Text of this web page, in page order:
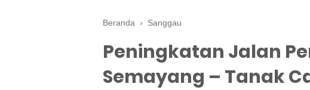
Beranda › Sanggau
Peningkatan Jalan
Semayang – Tanak